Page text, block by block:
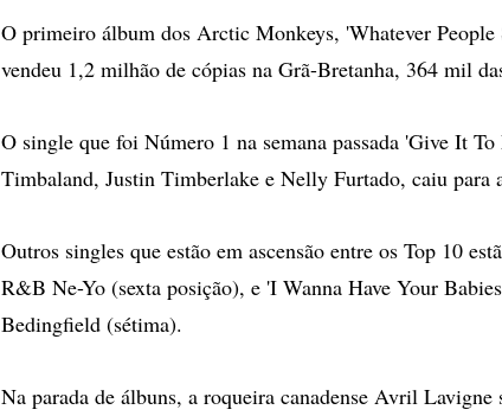
O primeiro álbum dos Arctic Monkeys, 'Whatever
vendeu 1,2 milhão de cópias na Grã-Bretanha, 364 mil
O single que foi Número 1 na semana passada 'Give It
Timbaland, Justin Timberlake e Nelly Furtado, caiu para
Outros singles que estão em ascensão entre os Top 10
R&B Ne-Yo (sexta posição), e 'I Wanna Have Your
Bedingfield (sétima).
Na parada de álbuns, a roqueira canadense Avril